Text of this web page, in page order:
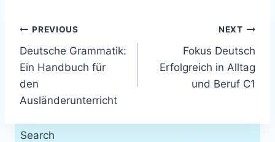
Post
navigation
PREVIOUS
Deutsche Grammatik:
Ein Handbuch für
den
Ausländerunterricht
NEXT
Fokus Deutsch
Erfolgreich in Alltag
und Beruf C1
Search